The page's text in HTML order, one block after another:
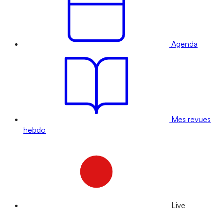
Agenda
Mes revues
hebdo
Live